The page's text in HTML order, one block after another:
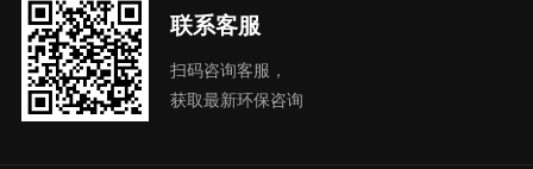
联系客服
扫码咨询客服，
获取最新环保咨询